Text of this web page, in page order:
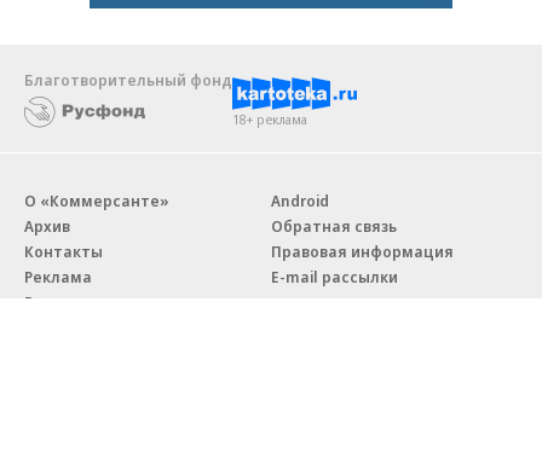
Благотворительный фонд
18+ реклама
О «Коммерсанте»
Архив
Контакты
Реклама
Вакансии
Android
Обратная связь
Правовая информация
E-mail рассылки